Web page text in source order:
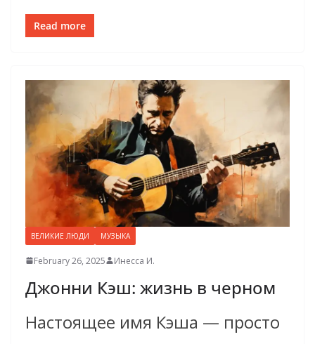
Read more
ВЕЛИКИЕ ЛЮДИ МУЗЫКА
February 26, 2025 Инесса И.
Джонни Кэш: жизнь в черном
Настоящее имя Кэша — просто